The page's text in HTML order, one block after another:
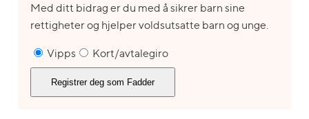
Med ditt bidrag er du med å sikrer barn sine
rettigheter og hjelper voldsutsatte barn og unge.
Vipps Kort/avtalegiro